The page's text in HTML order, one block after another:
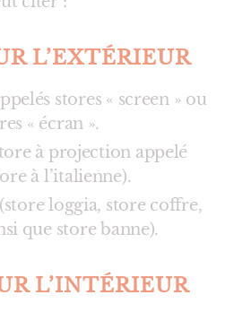
L’EXTÉRIEUR
stores « screen » ou
« écran ».
à projection appelé
à l’italienne).
loggia, store coffre,
que store banne).
L’INTÉRIEUR